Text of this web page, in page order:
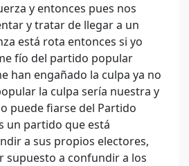
y entonces pues nos
y tratar de llegar a un
está rota entonces si yo
fío del partido popular
han engañado la culpa ya no
la culpa sería nuestra y
puede fiarse del Partido
un partido que está
a sus propios electores,
supuesto a confundir a los